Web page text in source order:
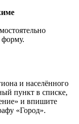
форму.
и населённого
пункт в списке,
и впишите
«Город».